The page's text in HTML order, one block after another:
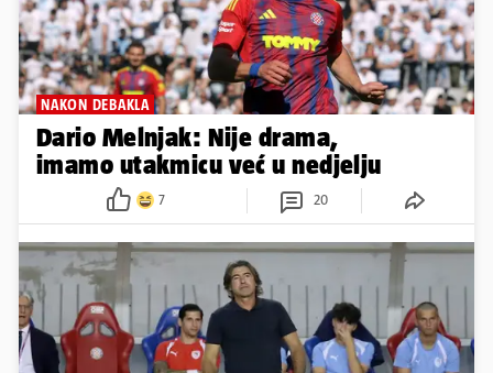
NAKON DEBAKLA
Dario Melnjak: Nije drama,
imamo utakmicu već u nedjelju
7 20